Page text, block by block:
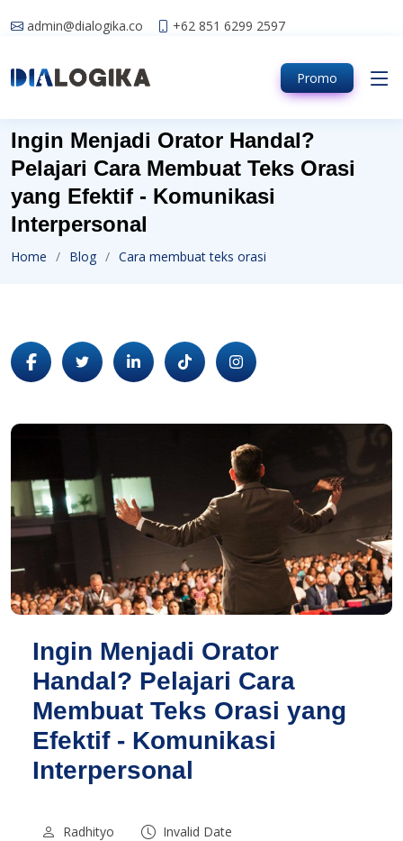
admin@dialogika.co +62 851 6299 2597
Promo
Ingin Menjadi Orator Handal?
Pelajari Cara Membuat Teks Orasi
yang Efektif - Komunikasi
Interpersonal
Home Blog Cara membuat teks orasi
Ingin Menjadi Orator
Handal? Pelajari Cara
Membuat Teks Orasi yang
Efektif - Komunikasi
Interpersonal
Radhityo Invalid Date